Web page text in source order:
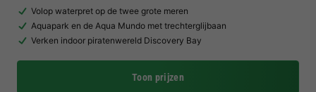
Volop waterpret op de twee grote meren
Aquapark en de Aqua Mundo met trechterglijbaan
Verken indoor piratenwereld Discovery Bay
Toon prijzen